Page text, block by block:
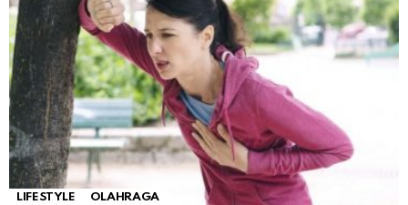
LIFESTYLE OLAHRAGA